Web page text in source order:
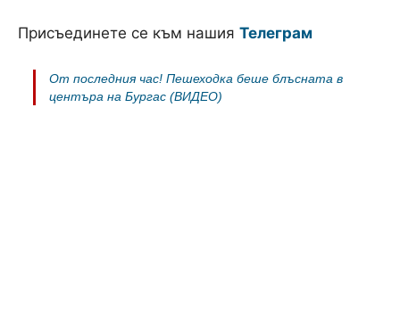
Присъединете се към нашия Телеграм
От последния час! Пешеходка беше блъсната в
центъра на Бургас (ВИДЕО)